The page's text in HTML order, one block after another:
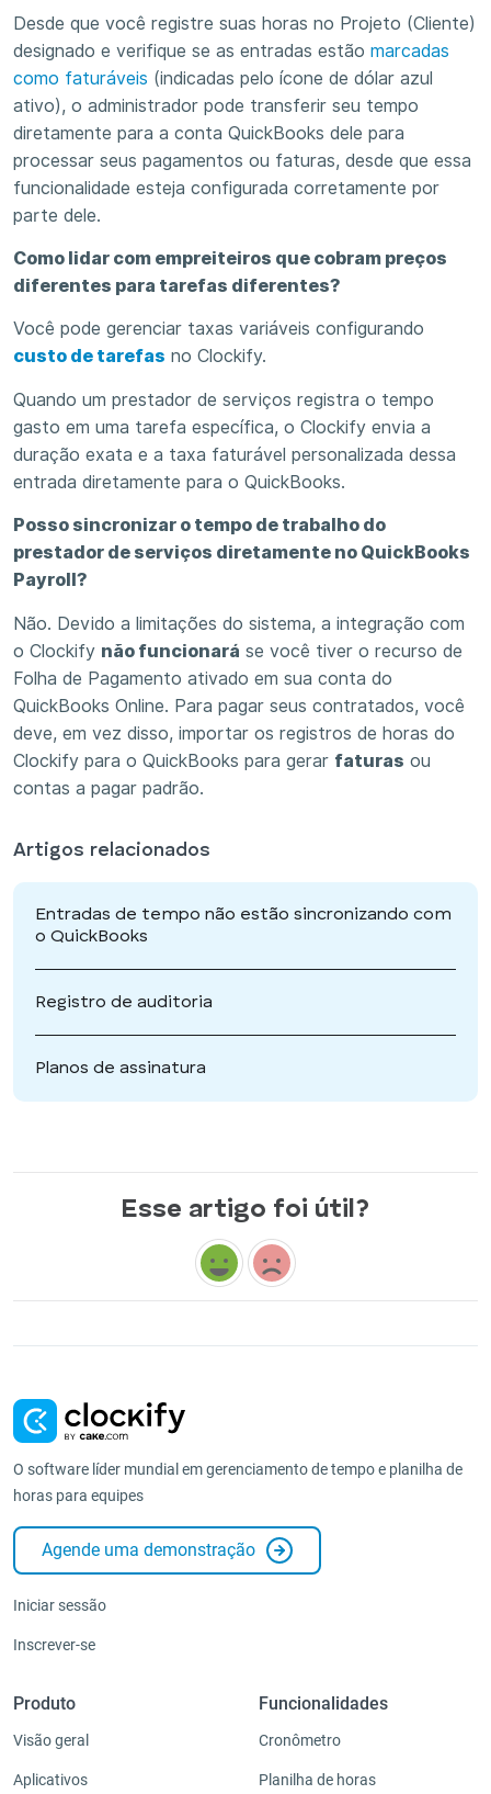
Desde que você registre suas horas no Projeto (Cliente)
designado e verifique se as entradas estão marcadas
como faturáveis (indicadas pelo ícone de dólar azul
ativo), o administrador pode transferir seu tempo
diretamente para a conta QuickBooks dele para
processar seus pagamentos ou faturas, desde que essa
funcionalidade esteja configurada corretamente por
parte dele.
Como lidar com empreiteiros que cobram preços
diferentes para tarefas diferentes?
Você pode gerenciar taxas variáveis ​​configurando
custo de tarefas no Clockify.
Quando um prestador de serviços registra o tempo
gasto em uma tarefa específica, o Clockify envia a
duração exata e a taxa faturável personalizada dessa
entrada diretamente para o QuickBooks.
Posso sincronizar o tempo de trabalho do
prestador de serviços diretamente no QuickBooks
Payroll?
Não. Devido a limitações do sistema, a integração com
o Clockify não funcionará se você tiver o recurso de
Folha de Pagamento ativado em sua conta do
QuickBooks Online. Para pagar seus contratados, você
deve, em vez disso, importar os registros de horas do
Clockify para o QuickBooks para gerar faturas ou
contas a pagar padrão.
Artigos relacionados
Entradas de tempo não estão sincronizando com
o QuickBooks
Registro de auditoria
Planos de assinatura
Esse artigo foi útil?
O software líder mundial em gerenciamento de tempo e planilha de
horas para equipes
Agende uma demonstração
Iniciar sessão
Inscrever-se
Produto
Visão geral
Aplicativos
Funcionalidades
Cronômetro
Planilha de horas